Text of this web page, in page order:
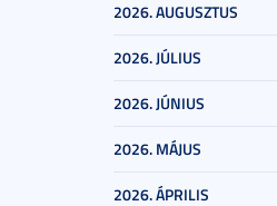
2026. AUGUSZTUS
2026. JÚLIUS
2026. JÚNIUS
2026. MÁJUS
2026. ÁPRILIS